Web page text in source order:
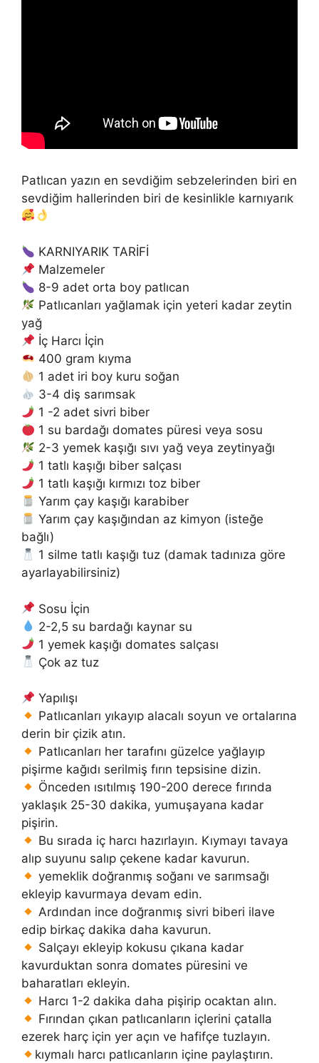
Patlıcan yazın en sevdiğim sebzelerinden biri en
sevdiğim hallerinden biri de kesinlikle karnıyarık
KARNIYARIK TARİFİ
Malzemeler
8-9 adet orta boy patlıcan
Patlıcanları yağlamak için yeteri kadar zeytin
yağ
İç Harcı İçin
400 gram kıyma
1 adet iri boy kuru soğan
3-4 diş sarımsak
1 -2 adet sivri biber
1 su bardağı domates püresi veya sosu
2-3 yemek kaşığı sıvı yağ veya zeytinyağı
1 tatlı kaşığı biber salçası
1 tatlı kaşığı kırmızı toz biber
Yarım çay kaşığı karabiber
Yarım çay kaşığından az kimyon (isteğe
bağlı)
1 silme tatlı kaşığı tuz (damak tadınıza göre
ayarlayabilirsiniz)
Sosu İçin
2-2,5 su bardağı kaynar su
1 yemek kaşığı domates salçası
Çok az tuz
Yapılışı
Patlıcanları yıkayıp alacalı soyun ve ortalarına
derin bir çizik atın.
Patlıcanları her tarafını güzelce yağlayıp
pişirme kağıdı serilmiş fırın tepsisine dizin.
Önceden ısıtılmış 190-200 derece fırında
yaklaşık 25-30 dakika, yumuşayana kadar
pişirin.
Bu sırada iç harcı hazırlayın. Kıymayı tavaya
alıp suyunu salıp çekene kadar kavurun.
yemeklik doğranmış soğanı ve sarımsağı
ekleyip kavurmaya devam edin.
Ardından ince doğranmış sivri biberi ilave
edip birkaç dakika daha kavurun.
Salçayı ekleyip kokusu çıkana kadar
kavurduktan sonra domates püresini ve
baharatları ekleyin.
Harcı 1-2 dakika daha pişirip ocaktan alın.
Fırından çıkan patlıcanların içlerini çatalla
ezerek harç için yer açın ve hafifçe tuzlayın.
kıymalı harcı patlıcanların içine paylaştırın.